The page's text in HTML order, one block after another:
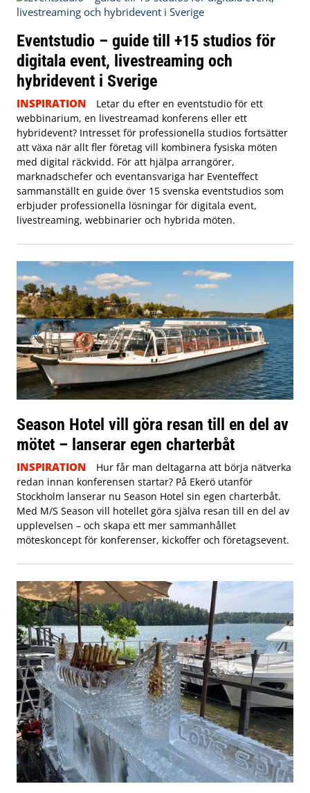
Eventstudio – guide till +15 studios för
digitala event, livestreaming och
hybridevent i Sverige
INSPIRATION
Letar du efter en eventstudio för ett
webbinarium, en livestreamad konferens eller ett
hybridevent? Intresset för professionella studios fortsätter
att växa när allt fler företag vill kombinera fysiska möten
med digital räckvidd. För att hjälpa arrangörer,
marknadschefer och eventansvariga har Eventeffect
sammanställt en guide över 15 svenska eventstudios som
erbjuder professionella lösningar för digitala event,
livestreaming, webbinarier och hybrida möten.
Season Hotel vill göra resan till en del av
mötet – lanserar egen charterbåt
INSPIRATION
Hur får man deltagarna att börja nätverka
redan innan konferensen startar? På Ekerö utanför
Stockholm lanserar nu Season Hotel sin egen charterbåt.
Med M/S Season vill hotellet göra själva resan till en del av
upplevelsen – och skapa ett mer sammanhållet
möteskoncept för konferenser, kickoffer och företagsevent.